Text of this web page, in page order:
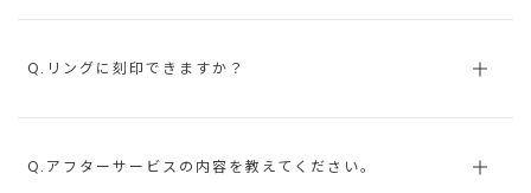
Q.リングに刻印できますか？
Q.アフターサービスの内容を教えてください。